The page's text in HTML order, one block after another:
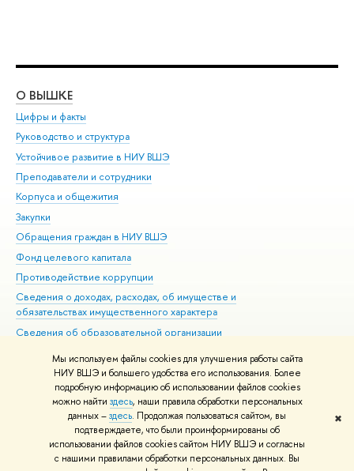
Мы используем файлы cookies для улучшения работы сайта
НИУ ВШЭ и большего удобства его использования. Более
подробную информацию об использовании файлов cookies
можно найти здесь, наши правила обработки персональных
данных –здесь. Продолжая пользоваться сайтом, вы
подтверждаете, что были проинформированы об
использовании файлов cookies сайтом НИУ ВШЭ и согласны
с нашими правилами обработки персональных данных. Вы
✖
О ВЫШКЕ
Цифры и факты
Руководство и структура
Устойчивое развитие в НИУ ВШЭ
Преподаватели и сотрудники
Корпуса и общежития
Закупки
Обращения граждан в НИУ ВШЭ
Фонд целевого капитала
Противодействие коррупции
Сведения о доходах, расходах, об имуществе и
обязательствах имущественного характера
Сведения об образовательной организации
Людям с ограниченными возможностями здоровья
Единая платежная страница
Работа в Вышке
© НИУ ВШЭ 1993–2026 Адреса и контакты Условия использования
материалов Политика конфиденциальности Карта сайта